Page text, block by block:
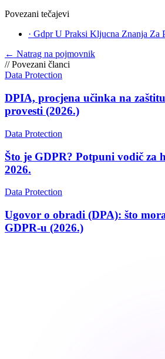
Povezani tečajevi
· Gdpr U Praksi Kljucna Znanja Za
← Natrag na pojmovnik
//Povezani članci
Data Protection
DPIA, procjena učinka na
provesti (2026.)
Data Protection
Što je GDPR? Potpuni vodič za
2026.
Data Protection
Ugovor o obradi (DPA): što
GDPR-u (2026.)